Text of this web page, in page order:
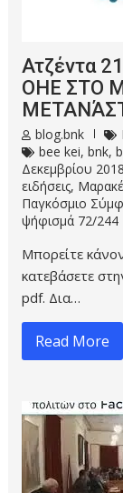
Ατζέντα
ΟΗΕ ΣΤΟ
blog.bnk
bee kei,bnk,
Δεκεμβρίου 2018
ειδήσεις,
Παγκόσμιο
ψήφισμά 72/244
Μπορείτε
κατεβάσετε
pdf. Δια…
Read More